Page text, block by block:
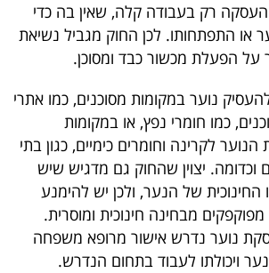
רק בעבודה קלה, שאין בה כדי
או התפתחותו. לכן החוק מגביל נשיאת
על הפעלת מכשור כבד ומסוכן.
נוער במקומות מסוכנים, כמו אתרי
כמו חומרי נפץ, או במקומות
לקרינה וחומרים כימיים, כגון בתי
וכדומה. יצוין שהחוק גם מדגיש שיש
של הנער, ולכן יש להימנע
מבחינה חינוכית ומוסרית.
נוער נדרש אישור מרופא משפחה
ויכולתו לעבוד בתחום הנדרש.